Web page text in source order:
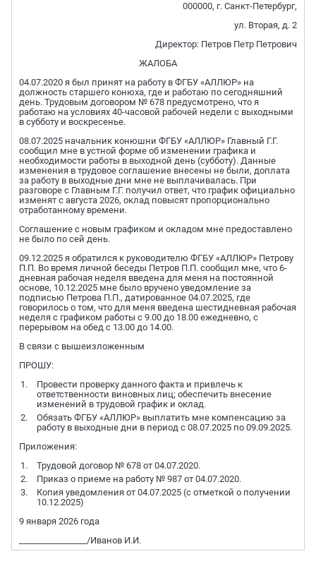
000000, г. Санкт-Петербург,
ул. Вторая, д. 2
Директор: Петров Петр Петрович
ЖАЛОБА
04.07.2020 я был принят на работу в ФГБУ «АЛЛЮР» на
должность старшего конюха, где и работаю по сегодняшний
день. Трудовым договором № 678 предусмотрено, что я
работаю на условиях 40-часовой рабочей недели с выходными
в субботу и воскресенье.
08.07.2025 начальник конюшни ФГБУ «АЛЛЮР» Главный Г.Г.
сообщил мне в устной форме об изменении графика и
необходимости работы в выходной день (субботу). Данные
изменения в трудовое соглашение внесены не были, доплата
за работу в выходные дни мне не выплачивалась. При
разговоре с Главным Г.Г. получил ответ, что график официально
изменят с августа 2026, оклад повысят пропорционально
отработанному времени.
Соглашение с новым графиком и окладом мне предоставлено
не было по сей день.
09.12.2025 я обратился к руководителю ФГБУ «АЛЛЮР» Петрову
П.П. Во время личной беседы Петров П.П. сообщил мне, что 6-
дневная рабочая неделя введена для меня на постоянной
основе, 10.12.2025 мне было вручено уведомление за
подписью Петрова П.П., датированное 04.07.2025, где
говорилось о том, что для меня введена шестидневная рабочая
неделя с графиком работы с 9.00 до 18.00 ежедневно, с
перерывом на обед с 13.00 до 14.00.
В связи с вышеизложенным
ПРОШУ:
Провести проверку данного факта и привлечь к
ответственности виновных лиц; обеспечить внесение
изменений в трудовой график и оклад.
Обязать ФГБУ «АЛЛЮР» выплатить мне компенсацию за
работу в выходные дни в период с 08.07.2025 по 09.09.2025.
Приложения:
Трудовой договор № 678 от 04.07.2020.
Приказ о приеме на работу № 987 от 04.07.2020.
Копия уведомления от 04.07.2025 (с отметкой о получении
10.12.2025)
9 января 2026 года
________________/Иванов И.И.